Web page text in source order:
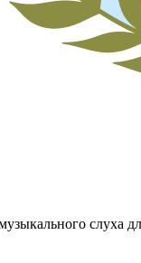
слуха